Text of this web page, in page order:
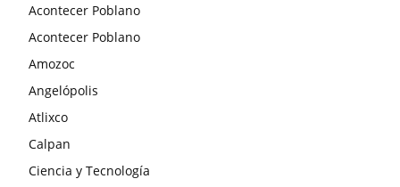
Acontecer Poblano
Acontecer Poblano
Amozoc
Angelópolis
Atlixco
Calpan
Ciencia y Tecnología